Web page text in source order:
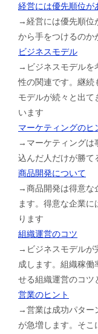
経営には優先順位が
→経営には優先順位
から手をつけるのか
ビジネスモデル
→ビジネスモデルを
性の関連です。継続
モデルが続々と出て
います
マーケティングのヒ
→マーケティングは
込んだ人だけが勝て
商品開発について
→商品開発は得意な
ます。得意な企業
ります
組織運営のコツ
→ビジネスモデルが
成します。組織稼働
せる組織運営のコツ
営業のヒント
→営業は成功パター
が急増します。そこ